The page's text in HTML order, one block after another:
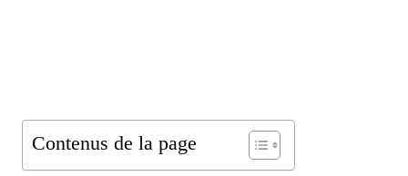
Contenus de la page